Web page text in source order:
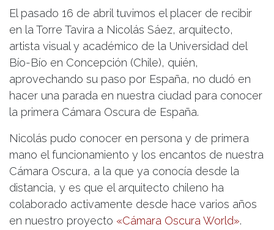
El pasado 16 de abril tuvimos el placer de recibir
en la Torre Tavira a Nicolás Sáez, arquitecto,
artista visual y académico de la Universidad del
Bío-Bío en Concepción (Chile), quién,
aprovechando su paso por España, no dudó en
hacer una parada en nuestra ciudad para conocer
la primera Cámara Oscura de España.
Nicolás pudo conocer en persona y de primera
mano el funcionamiento y los encantos de nuestra
Cámara Oscura, a la que ya conocía desde la
distancia, y es que el arquitecto chileno ha
colaborado activamente desde hace varios años
en nuestro proyecto «Cámara Oscura World».